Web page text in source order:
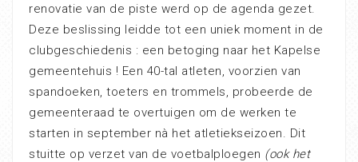
renovatie van de piste werd op de agenda gezet.
Deze beslissing leidde tot een uniek moment in de
clubgeschiedenis : een betoging naar het Kapelse
gemeentehuis ! Een 40-tal atleten, voorzien van
spandoeken, toeters en trommels, probeerde de
gemeenteraad te overtuigen om de werken te
starten in september nà het atletiekseizoen. Dit
stuitte op verzet van de voetbalploegen (ook het